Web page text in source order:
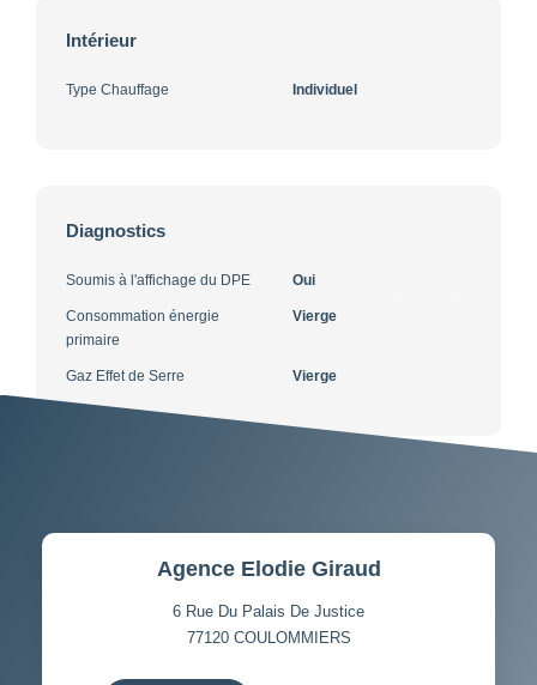
Intérieur
Type Chauffage Individuel
Diagnostics
Soumis à l'affichage du DPE Oui
Consommation énergie
primaire
Vierge
Gaz Effet de Serre Vierge
Agence Elodie Giraud
6 Rue Du Palais De Justice
77120 COULOMMIERS